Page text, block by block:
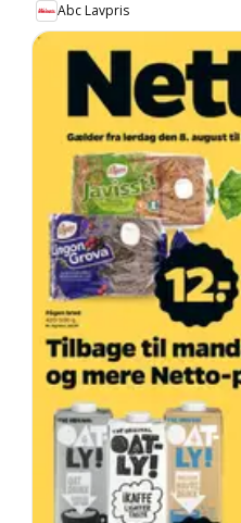
Abc Lavpris